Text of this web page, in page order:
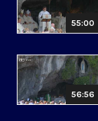
55:00
56:56